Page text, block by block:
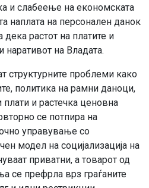
и слабеење на економската
наплата на персонален данок
растот на платите и
наративот на Владата.
структурните проблеми како
политика на рамни даноци,
и растечка ценовна
се потпира на
управување со
модел на социјализација на
приватни, а товарот од
се префрла врз граѓаните